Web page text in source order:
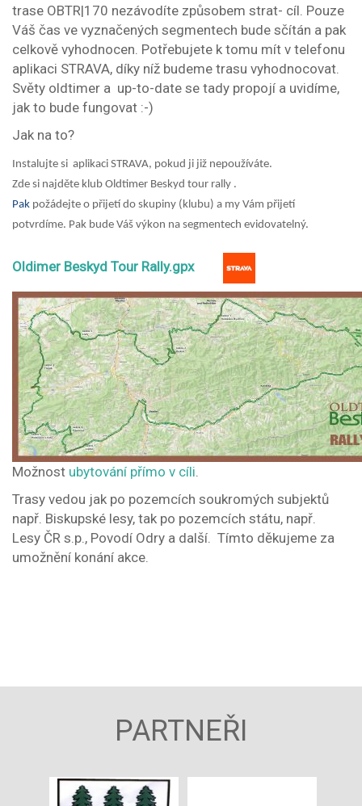
trase OBTR|170 nezávodíte způsobem strat- cíl. Pouze
Váš čas ve vyznačených segmentech bude sčítán a pak
celkově vyhodnocen. Potřebujete k tomu mít v telefonu
aplikaci STRAVA, díky níž budeme trasu vyhodnocovat.
Světy oldtimer a up-to-date se tady propojí a uvidíme,
jak to bude fungovat :-)
Jak na to?
Instalujte si aplikaci STRAVA, pokud ji již nepoužíváte.
Zde si najděte klub Oldtimer Beskyd tour rally .
Pak požádejte o přijetí do skupiny (klubu) a my Vám přijetí
potvrdíme. Pak bude Váš výkon na segmentech evidovatelný.
Oldimer Beskyd Tour Rally.gpx
Možnost ubytování přímo v cíli
Trasy vedou jak po pozemcích soukromých subjektů
např. Biskupské lesy, tak po pozemcích státu, např.
Lesy ČR s.p., Povodí Odry a další. Tímto děkujeme za
umožnění konání akce.
PARTNEŘI